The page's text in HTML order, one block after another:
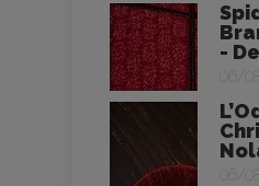
-
06/
06/